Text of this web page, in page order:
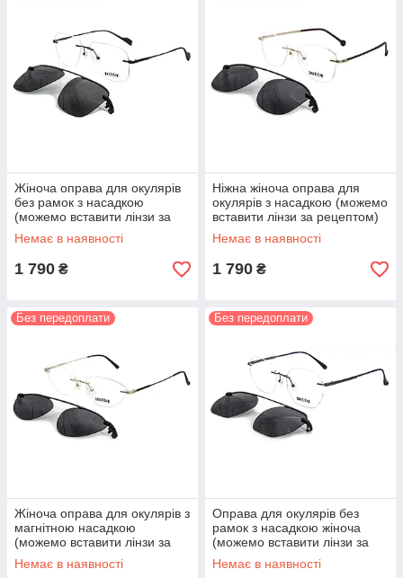
Жіноча оправа для окулярів
без рамок з насадкою
(можемо вставити лінзи за
рецептом)
Немає в наявності
1 790 ₴
Ніжна жіноча оправа для
окулярів з насадкою (можемо
вставити лінзи за рецептом)
Немає в наявності
1 790 ₴
Без передоплати
Жіноча оправа для окулярів з
магнітною насадкою
(можемо вставити лінзи за
рецептом)
Немає в наявності
Без передоплати
Оправа для окулярів без
рамок з насадкою жіноча
(можемо вставити лінзи за
рецептом)
Немає в наявності